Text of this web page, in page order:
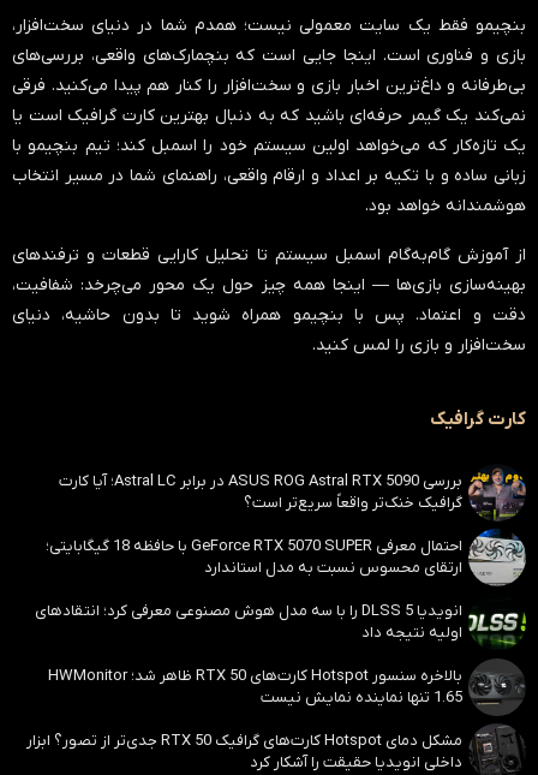
بنچیمو فقط یک سایت معمولی نیست؛ همدم شما در دنیای سخت‌افزار،
بازی و فناوری است. اینجا جایی است که بنچمارک‌های واقعی، بررسی‌های
بی‌طرفانه و داغ‌ترین اخبار بازی و سخت‌افزار را کنار هم پیدا می‌کنید. فرقی
نمی‌کند یک گیمر حرفه‌ای باشید که به دنبال بهترین کارت گرافیک است یا
یک تازه‌کار که می‌خواهد اولین سیستم خود را اسمبل کند؛ تیم بنچیمو با
زبانی ساده و با تکیه بر اعداد و ارقام واقعی، راهنمای شما در مسیر انتخاب
هوشمندانه خواهد بود.
از آموزش گام‌به‌گام اسمبل سیستم تا تحلیل کارایی قطعات و ترفندهای
بهینه‌سازی بازی‌ها — اینجا همه چیز حول یک محور می‌چرخد: شفافیت،
دقت و اعتماد. پس با بنچیمو همراه شوید تا بدون حاشیه، دنیای
سخت‌افزار و بازی را لمس کنید.
کارت گرافیک
بررسی ASUS ROG Astral RTX 5090 در برابر Astral LC؛ آیا کارت
گرافیک خنک‌تر واقعاً سریع‌تر است؟
احتمال معرفی GeForce RTX 5070 SUPER با حافظه 18 گیگابایتی؛
ارتقای محسوس نسبت به مدل استاندارد
انویدیا DLSS 5 را با سه مدل هوش مصنوعی معرفی کرد؛ انتقادهای
اولیه نتیجه داد
بالاخره سنسور Hotspot کارت‌های RTX 50 ظاهر شد؛ HWMonitor
1.65 تنها نماینده نمایش نیست
مشکل دمای Hotspot کارت‌های گرافیک RTX 50 جدی‌تر از تصور؟ ابزار
داخلی انویدیا حقیقت را آشکار کرد